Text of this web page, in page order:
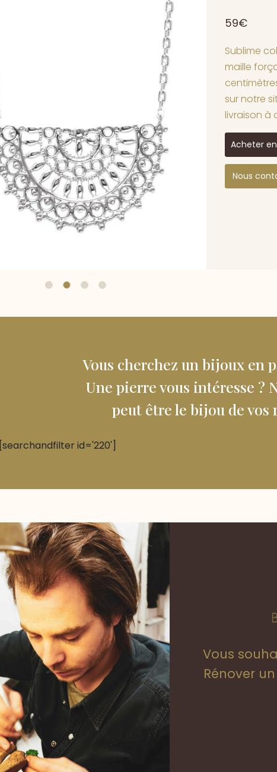
59€
Sublime
maille
sur notre
livraison à
Acheter
Nous
Vous cherchez un bijoux en
Une pierre vous intéresse ?
peut être le bijou de vos
[searchandfilter id='220']
Vous
Rénover